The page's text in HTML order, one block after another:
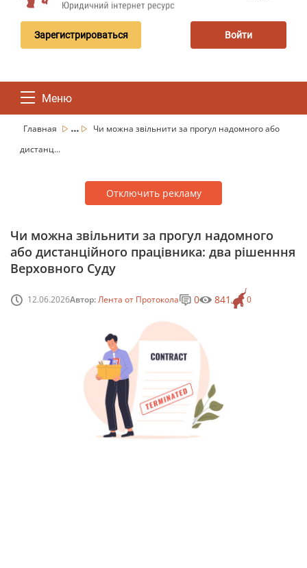
Зарегистрироваться Войти
Меню
Главная ...
Чи можна звільнити за прогул надомного або
дистанц...
Отключить рекламу
Чи можна звільнити за прогул надомного
або дистанційного працівника: два рішенння
Верховного Суду
12.06.2026Автор:Лента от Протокола 0
0 841